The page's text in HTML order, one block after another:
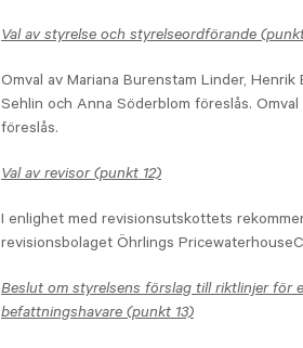
Val av styrelse och styrelseordförande
Omval av Mariana Burenstam Linder,
Sehlin och Anna Söderblom föreslås.
föreslås.
Val av revisor (punkt 12)
I enlighet med revisionsutskottets
revisionsbolaget Öhrlings
Beslut om styrelsens förslag till riktlinjer för
befattningshavare (punkt 13)